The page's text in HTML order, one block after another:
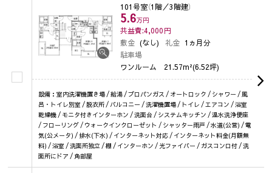
101号室（1階／3階建）
5.6万円
共益費:4,000円
敷金 (なし) 礼金 1ヵ月分
駐車場
ワンルーム 21.57m²(6.52坪)
設備：室内洗濯機置き場 / 給湯 / プロパンガス / オートロック / シャワー / 風
呂・トイレ別室 / 脱衣所 / バルコニー / 洗濯機置場 / トイレ / エアコン / 浴室
乾燥機 / モニタ付きインターホン / 洗面台 / システムキッチン / 温水洗浄便座
/ フローリング / ウォークインクローゼット / シャッター雨戸 / 水道(公営) / 電
気(公メータ) / 排水(下水) / インターネット対応 / インターネット料金(月額無
料) / 浴室 / 洗面所独立 / 棚 / インターホン / 光ファイバー / ガスコンロ付 / 洗
面所にドア / 角部屋